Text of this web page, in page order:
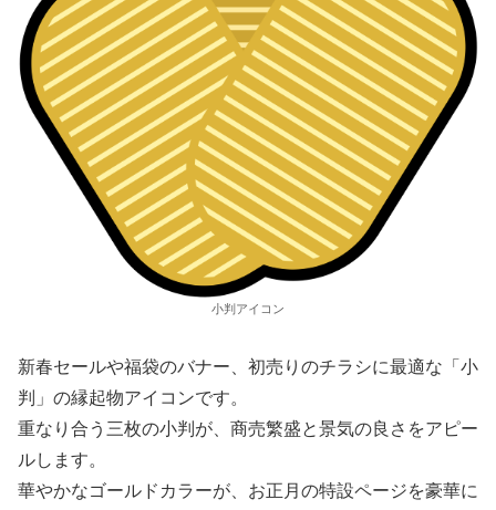
小判アイコン
新春セールや福袋のバナー、初売りのチラシに最適な「小
判」の縁起物アイコンです。
重なり合う三枚の小判が、商売繁盛と景気の良さをアピー
ルします。
華やかなゴールドカラーが、お正月の特設ページを豪華に